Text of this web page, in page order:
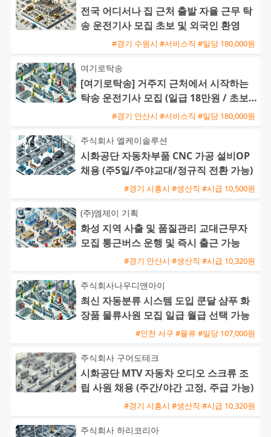
전국 어디서나 집 근처 출발 자율 근무 탁
송 운전기사 모집 초보 및 외국인 환영
#경기 수원시 #서비스직 #일당 180,000원
여기로탁송
[여기로탁송] 거주지 근처에서 시작하는
탁송 운전기사 모집 (일급 18만원 / 초보
및 외국인 가능)
#경기 안산시 #서비스직 #일당 180,000원
주식회사 엘케이솔루션
시화공단 자동차부품 CNC 가공 설비OP
채용 (주5일/주야교대/정규직 전환 가능)
#경기 시흥시 #생산직 #시급 10,500원
(주)엠제이 기획
화성 지역 사출 및 품질관리 교대근무자
모집 통근버스 운행 및 즉시 출근 가능
#경기 안산시 #생산직 #시급 10,320원
주식회사나우디앤아이
최신 자동분류 시스템 도입 쿤달 샴푸 화
장품 물류사원 모집 일급 월급 선택 가능
#인천 서구 #물류 #일당 107,000원
주식회사 구어도테크
시화공단 MTV 자동차 오디오 스크류 조
립 사원 채용 (주간/야간 고정, 주급 가능)
#경기 시흥시 #생산직 #시급 10,320원
주식회사 하리코리아